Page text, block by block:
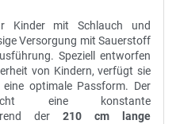
Kinder mit Schlauch und
Versorgung mit Sauerstoff
Speziell entworfen
von Kindern, verfügt sie
optimale Passform. Der
eine konstante
der 210 cm lange